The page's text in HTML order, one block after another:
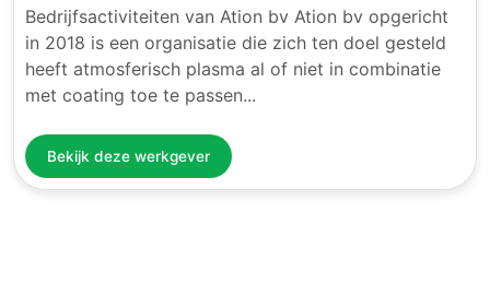
Bedrijfsactiviteiten van Ation bv Ation bv opgericht
in 2018 is een organisatie die zich ten doel gesteld
heeft atmosferisch plasma al of niet in combinatie
met coating toe te passen...
Bekijk deze werkgever